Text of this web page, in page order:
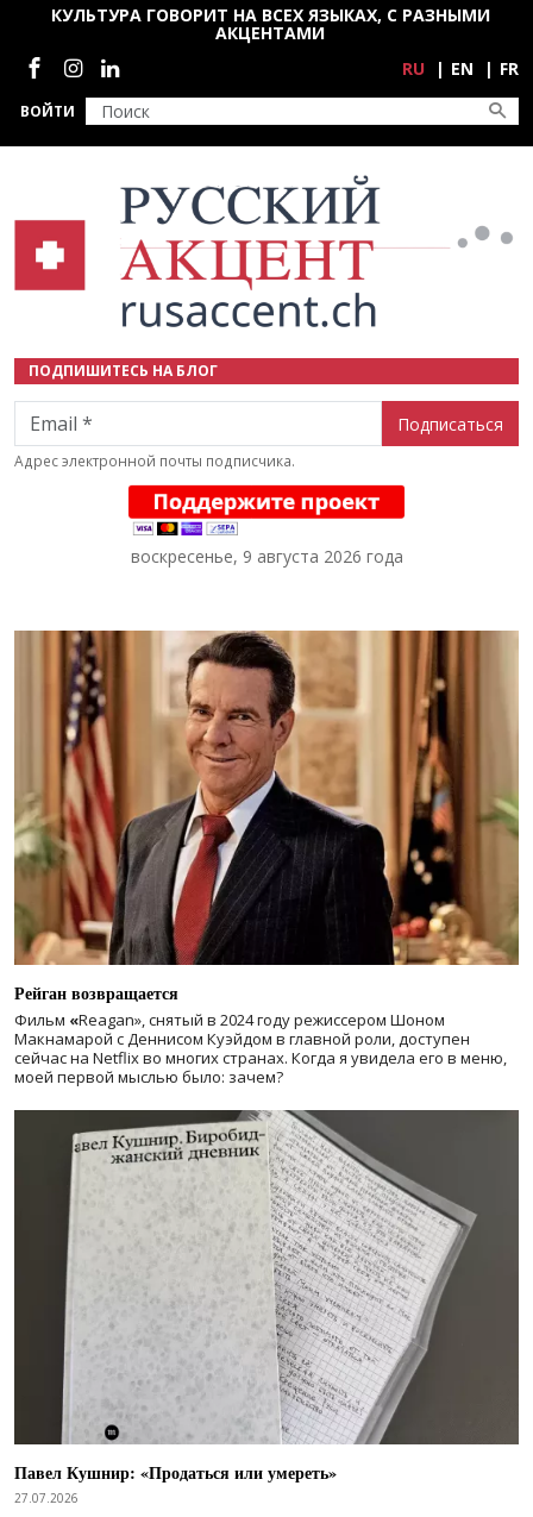
Перейти к основному содержанию
ВОЙТИ
КУЛЬТУРА ГОВОРИТ НА ВСЕХ ЯЗЫКАХ, С РАЗНЫМИ
АКЦЕНТАМИ
Социальные сети
RU EN FR
ПОДПИШИТЕСЬ НА БЛОГ
Email
Адрес электронной почты подписчика.
воскресенье, 9 августа 2026 года
Рейган возвращается
Фильм «Reagan», снятый в 2024 годурежиссером Шоном
Макнамарой с Деннисом Куэйдом в главной роли, доступен
сейчас на Netflix во многих странах. Когда я увидела его в меню,
моей первой мыслью было: зачем?
Павел Кушнир: «Продаться или умереть»
27.07.2026